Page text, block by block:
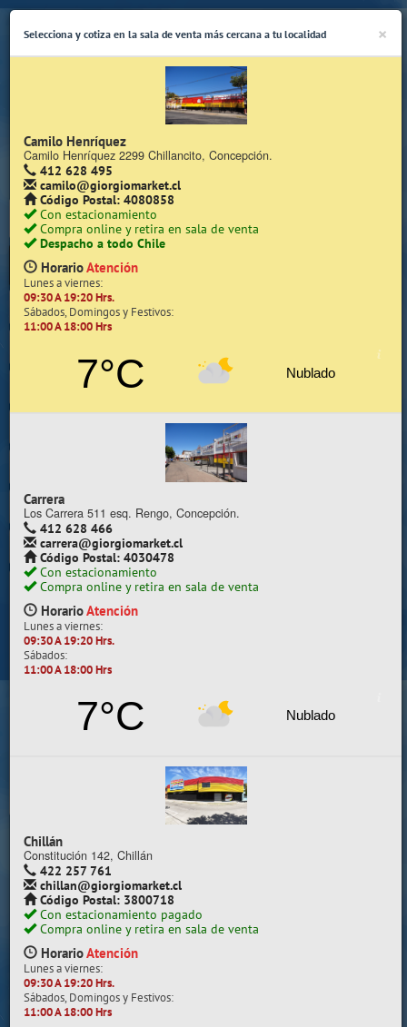
(Whatsapp Sólo de Lunes a Viernes de 08:15 a 17:45)
Quiénes somos
Trabaje con nosotros
Contacto | Reclamos
Preguntas Frecuentes
Sugererir productos
Su compra se realizará en la sala de ventas
Camilo Henríquez
Información de la sala
412 628 495
camilo@giorgiomarket.cl
Abierto
Lunes a viernes:
VER SALA EN MAPA
SALAS DE VENTA
×
Selecciona y cotiza en la sala de venta más cercana a tu localidad
Camilo Henríquez
Camilo Henríquez 2299 Chillancito, Concepción.
412 628 495
camilo@giorgiomarket.cl
Código Postal: 4080858
Con estacionamiento
Compra online y retira en sala de venta
Despacho a todo Chile
HorarioAtención
Lunes a viernes:
09:30 A 19:20 Hrs.
Sábados, Domingos y Festivos:
11:00 A 18:00 Hrs
7°C Nublado
Carrera
Los Carrera 511 esq. Rengo, Concepción.
412 628 466
carrera@giorgiomarket.cl
Código Postal: 4030478
Con estacionamiento
Compra online y retira en sala de venta
HorarioAtención
Lunes a viernes:
09:30 A 19:20 Hrs.
Sábados:
11:00 A 18:00 Hrs
7°C Nublado
Chillán
Constitución 142, Chillán
422 257 761
chillan@giorgiomarket.cl
Código Postal: 3800718
Con estacionamiento pagado
Compra online y retira en sala de venta
HorarioAtención
Lunes a viernes:
09:30 A 19:20 Hrs.
Sábados, Domingos y Festivos:
11:00 A 18:00 Hrs